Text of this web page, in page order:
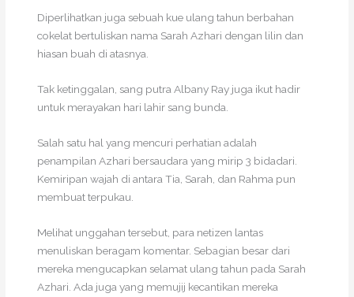
Diperlihatkan juga sebuah kue ulang tahun berbahan
cokelat bertuliskan nama Sarah Azhari dengan lilin dan
hiasan buah di atasnya.
Tak ketinggalan, sang putra Albany Ray juga ikut hadir
untuk merayakan hari lahir sang bunda.
Salah satu hal yang mencuri perhatian adalah
penampilan Azhari bersaudara yang mirip 3 bidadari.
Kemiripan wajah di antara Tia, Sarah, dan Rahma pun
membuat terpukau.
Melihat unggahan tersebut, para netizen lantas
menuliskan beragam komentar. Sebagian besar dari
mereka mengucapkan selamat ulang tahun pada Sarah
Azhari. Ada juga yang memujij kecantikan mereka